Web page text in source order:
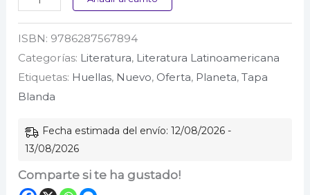
alucinante
cantidad
ISBN: 9786287567894
Categorías: Literatura, Literatura Latinoamericana
Etiquetas: Huellas, Nuevo, Oferta, Planeta,Tapa
Blanda
Fecha estimada del envío: 12/08/2026 -
13/08/2026
Comparte si te ha gustado!